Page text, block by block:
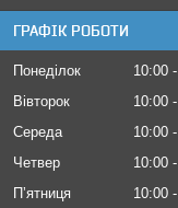
ГРАФІК РОБОТИ
Понеділок 10:00
Вівторок
10:00
Середа
10:00
Четвер
10:00
Пʼятниця
10:00